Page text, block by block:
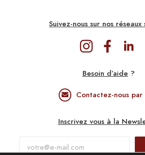
Suivez-nous sur nos réseaux
Besoin d’aide ?
Contactez-nous par
Inscrivez vous à la